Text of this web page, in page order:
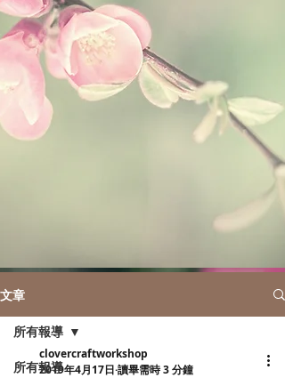
文章
所有報導
所有報導
clovercraftworkshop
2019年4月17日 讀畢需時 3 分鐘